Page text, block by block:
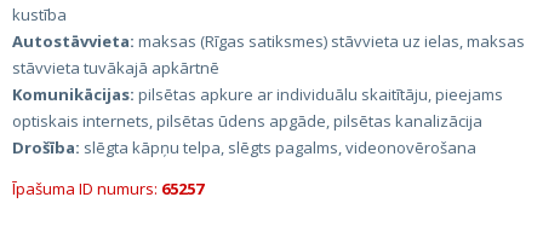
kustība
Autostāvvieta: maksas (Rīgas satiksmes) stāvvieta uz ielas, maksas
stāvvieta tuvākajā apkārtnē
Komunikācijas: pilsētas apkure ar individuālu skaitītāju, pieejams
optiskais internets, pilsētas ūdens apgāde, pilsētas kanalizācija
Drošība: slēgta kāpņu telpa, slēgts pagalms, videonovērošana
Īpašuma ID numurs: 65257